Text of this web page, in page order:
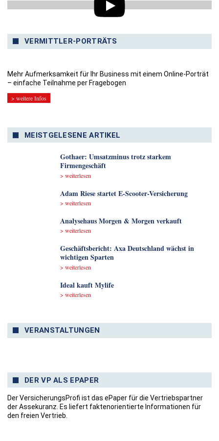
VERMITTLER-PORTRÄTS
Mehr Aufmerksamkeit für Ihr Business mit einem Online-Porträt
– einfache Teilnahme per Fragebogen
> weitere Infos
MEISTGELESENE ARTIKEL
Gothaer: Umsatzminus trotz starkem
Firmengeschäft
> weiterlesen
Adam Riese startet E-Scooter-Versicherung
> weiterlesen
Analyse­haus Morgen & Morgen verkauft
> weiterlesen
Geschäftsbericht: Axa Deutschland wächst in
wichtigen Sparten
> weiterlesen
Ideal kauft Mylife
> weiterlesen
VERANSTALTUNGEN
DER VP ALS EPAPER
Der VersicherungsProfi ist das ePaper für die Vertriebspartner
der Assekuranz. Es liefert faktenorientierte Informationen für
den freien Vertrieb.